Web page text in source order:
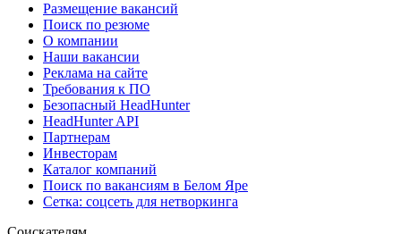
Размещение вакансий
Поиск по резюме
О компании
Наши вакансии
Реклама на сайте
Требования к ПО
Безопасный HeadHunter
HeadHunter API
Партнерам
Инвесторам
Каталог компаний
Поиск по вакансиям в Белом Яре
Сетка: соцсеть для нетворкинга